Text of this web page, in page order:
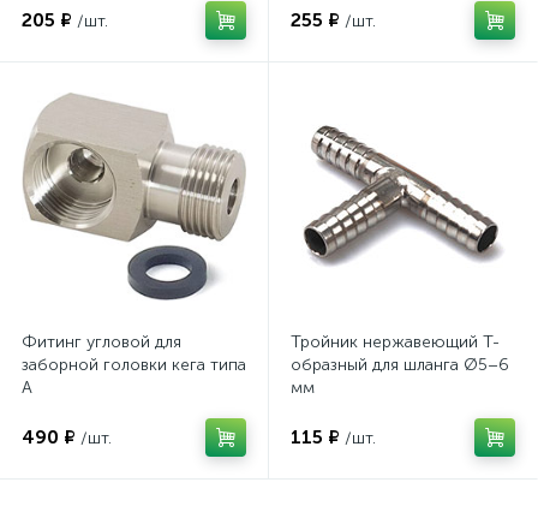
205 ₽ /шт. 255 ₽ /шт.
Фитинг угловой для
заборной головки кега типа
А
490 ₽ /шт.
Тройник нержавеющий T-
образный для шланга Ø5–6
мм
115 ₽ /шт.